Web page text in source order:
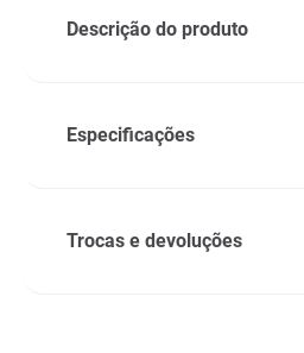
Descrição do produto
Especificações
Trocas e devoluções